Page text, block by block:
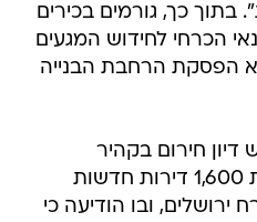
בתוך כך, גורמים בכירים
הכרחי לחידוש המגעים
הפסקת הרחבת הבנייה
חירום בקהיר
בעקבות ההכרזה על בניית 1,600 דירות חדשות
ובו הודיעה כי